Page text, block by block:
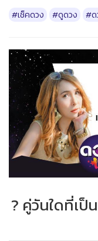
#เช็คดวง #ดูดวง #ด
? คู่วันใดที่เป็